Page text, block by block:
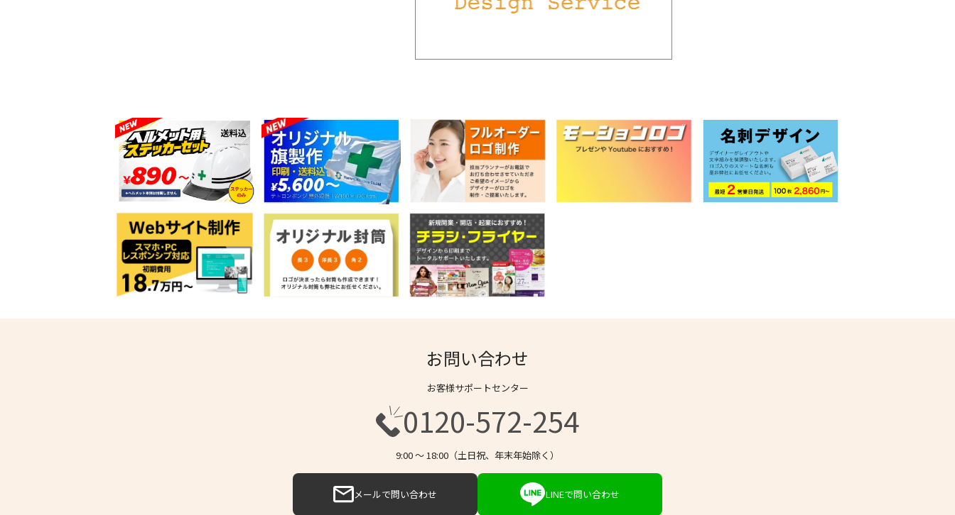
お問い合わせ
お客様サポートセンター
0120-572-254
9:00 〜 18:00（土日祝、年末年始除く）
メールで問い合わせ LINEで問い合わせ